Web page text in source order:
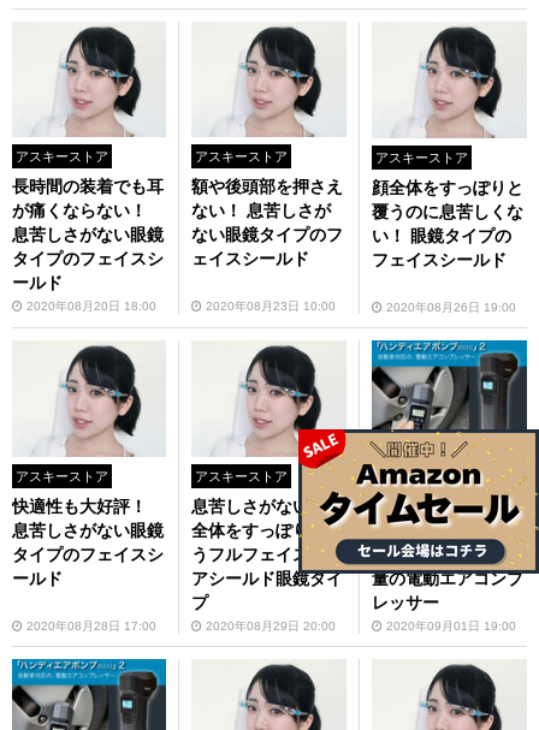
アスキーストア
長時間の装着でも耳
が痛くならない！
息苦しさがない眼鏡
タイプのフェイスシ
ールド
2020年08月20日 18:00
アスキーストア
額や後頭部を押さえ
ない！ 息苦しさが
ない眼鏡タイプのフ
ェイスシールド
2020年08月23日 10:00
アスキーストア
顔全体をすっぽりと
覆うのに息苦しくな
い！ 眼鏡タイプの
フェイスシールド
2020年08月26日 19:00
アスキーストア
快適性も大好評！
息苦しさがない眼鏡
タイプのフェイスシ
ールド
2020年08月28日 17:00
アスキーストア
息苦しさがない！顔
全体をすっぽりと覆
うフルフェイスクリ
アシールド眼鏡タイ
プ
2020年08月29日 20:00
アスキーストア
車のタイヤの空気入
れ＆空気圧チェック
ができる！ 小型軽
量の電動エアコンプ
レッサー
2020年09月01日 19:00